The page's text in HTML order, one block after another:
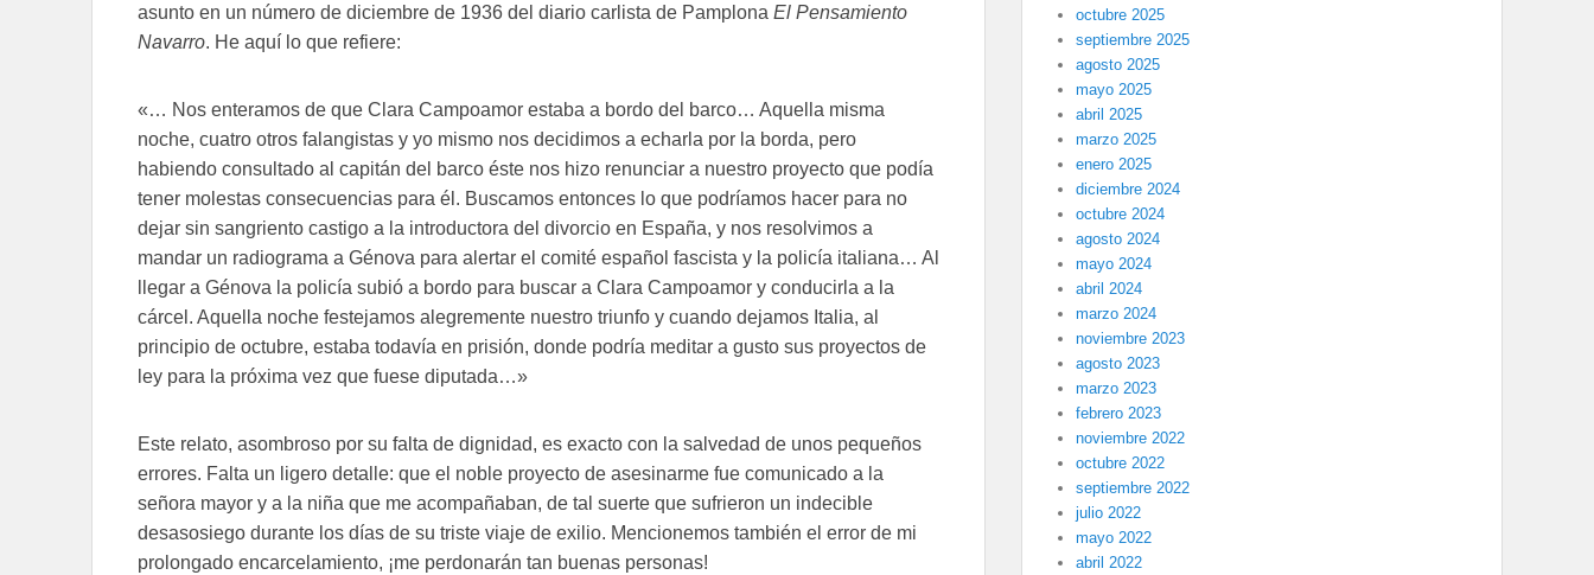
asunto en un número de diciembre de 1936 del diario carlista de Pamplona El Pensamiento
Navarro. He aquí lo que refiere:
«… Nos enteramos de que Clara Campoamor estaba a bordo del barco… Aquella misma
noche, cuatro otros falangistas y yo mismo nos decidimos a echarla por la borda, pero
habiendo consultado al capitán del barco éste nos hizo renunciar a nuestro proyecto que podía
tener molestas consecuencias para él. Buscamos entonces lo que podríamos hacer para no
dejar sin sangriento castigo a la introductora del divorcio en España, y nos resolvimos a
mandar un radiograma a Génova para alertar el comité español fascista y la policía italiana… Al
llegar a Génova la policía subió a bordo para buscar a Clara Campoamor y conducirla a la
cárcel. Aquella noche festejamos alegremente nuestro triunfo y cuando dejamos Italia, al
principio de octubre, estaba todavía en prisión, donde podría meditar a gusto sus proyectos de
ley para la próxima vez que fuese diputada…»
Este relato, asombroso por su falta de dignidad, es exacto con la salvedad de unos pequeños
errores. Falta un ligero detalle: que el noble proyecto de asesinarme fue comunicado a la
señora mayor y a la niña que me acompañaban, de tal suerte que sufrieron un indecible
desasosiego durante los días de su triste viaje de exilio. Mencionemos también el error de mi
prolongado encarcelamiento, ¡me perdonarán tan buenas personas!
octubre 2025
septiembre 2025
agosto 2025
mayo 2025
abril 2025
marzo 2025
enero 2025
diciembre 2024
octubre 2024
agosto 2024
mayo 2024
abril 2024
marzo 2024
noviembre 2023
agosto 2023
marzo 2023
febrero 2023
noviembre 2022
octubre 2022
septiembre 2022
julio 2022
mayo 2022
abril 2022